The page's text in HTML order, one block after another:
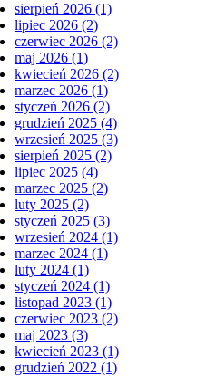
sierpień 2026 (1)
lipiec 2026 (2)
czerwiec 2026 (2)
maj 2026 (1)
kwiecień 2026 (2)
marzec 2026 (1)
styczeń 2026 (2)
grudzień 2025 (4)
wrzesień 2025 (3)
sierpień 2025 (2)
lipiec 2025 (4)
marzec 2025 (2)
luty 2025 (2)
styczeń 2025 (3)
wrzesień 2024 (1)
marzec 2024 (1)
luty 2024 (1)
styczeń 2024 (1)
listopad 2023 (1)
czerwiec 2023 (2)
maj 2023 (3)
kwiecień 2023 (1)
grudzień 2022 (1)